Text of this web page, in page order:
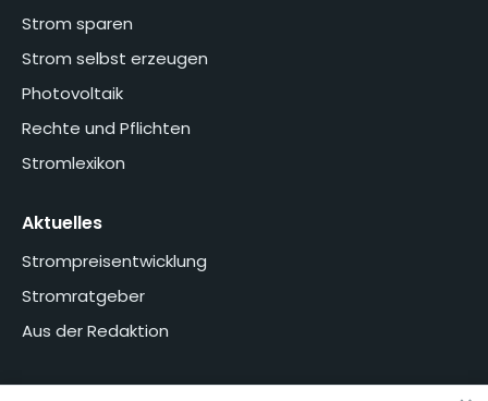
Strom sparen
Strom selbst erzeugen
Photovoltaik
Rechte und Pflichten
Stromlexikon
Aktuelles
Strompreisentwicklung
Stromratgeber
Aus der Redaktion